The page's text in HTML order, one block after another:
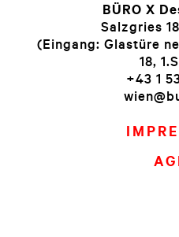
BÜRO X
Salzgries
(Eingang: Glastüre
18,
+43 1